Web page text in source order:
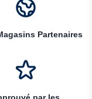
Partenaires